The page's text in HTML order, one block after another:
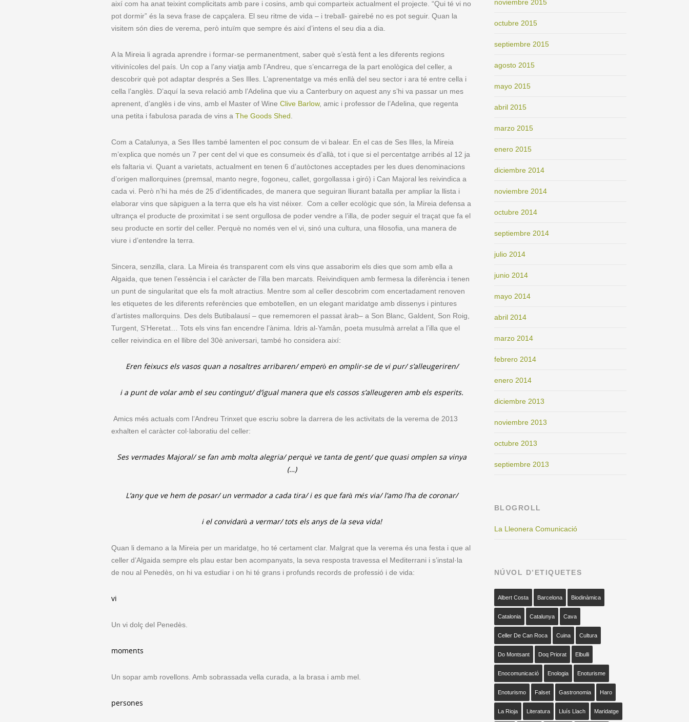
així com ha anat teixint complicitats amb pare i cosins, amb qui comparteix actualment el projecte. “Qui té vi no
pot dormir” és la seva frase de capçalera. El seu ritme de vida – i treball- gairebé no es pot seguir. Quan la
visitem són dies de verema, però intuïm que sempre és així d’intens el seu dia a dia.
A la Mireia li agrada aprendre i formar-se permanentment, saber què s’està fent a les diferents regions
vitivinícoles del país. Un cop a l’any viatja amb l’Andreu, que s’encarrega de la part enològica del celler, a
descobrir què pot adaptar després a Ses Illes. L’aprenentatge va més enllà del seu sector i ara té entre cella i
cella l’anglès. D’aquí la seva relació amb l’Adelina que viu a Canterbury on aquest any s’hi va passar un mes
aprenent, d’anglès i de vins, amb el Master of Wine Clive Barlow, amic i professor de l’Adelina, que regenta
una petita i fabulosa parada de vins a The Goods Shed
Com a Catalunya, a Ses Illes també lamenten el poc consum de vi balear. En el cas de Ses Illes, la Mireia
m’explica que només un 7 per cent del vi que es consumeix és d’allà, tot i que si el percentatge arribés al 12 ja
els faltaria vi. Quant a varietats, actualment en tenen 6 d’autòctones acceptades per les dues denominacions
d’origen mallorquines (premsal, manto negre, fogoneu, callet, gorgollassa i giró) i Can Majoral les reivindica a
cada vi. Però n’hi ha més de 25 d’identificades, de manera que seguiran lliurant batalla per ampliar la llista i
elaborar vins que sàpiguen a la terra que els ha vist néixer. Com a celler ecològic que són, la Mireia defensa a
ultrança el producte de proximitat i se sent orgullosa de poder vendre a l’illa, de poder seguir el traçat que fa el
seu producte en sortir del celler. Perquè no només ven el vi, sinó una cultura, una filosofia, una manera de
viure i d’entendre la terra.
Sincera, senzilla, clara. La Mireia és transparent com els vins que assaborim els dies que som amb ella a
Algaida, que tenen l’essència i el caràcter de l’illa ben marcats. Reivindiquen amb fermesa la diferència i tenen
un punt de singularitat que els fa molt atractius. Mentre som al celler descobrim com encertadament renoven
les etiquetes de les diferents referències que embotellen, en un elegant maridatge amb dissenys i pintures
d’artistes mallorquins. Des dels Butibalausí – que rememoren el passat àrab– a Son Blanc, Galdent, Son Roig,
Turgent, S’Heretat… Tots els vins fan encendre l’ànima. Idris al-Yamân, poeta musulmà arrelat a l’illa que el
celler reivindica en el llibre del 30è aniversari, també ho considera així:
Eren feixucs els vasos quan a nosaltres arribaren/ emperò en omplir-se de vi pur/ s’alleugeriren/
i a punt de volar amb el seu contingut/ d’igual manera que els cossos s’alleugeren amb els esperits.
Amics més actuals com l’Andreu Trinxet que escriu sobre la darrera de les activitats de la verema de 2013
exhalten el caràcter col·laboratiu del celler:
Ses vermades Majoral/ se fan amb molta alegria/ perquè ve tanta de gent/ que quasi omplen sa vinya
(…)
L’any que ve hem de posar/ un vermador a cada tira/ i es que farà més via/ l’amo l’ha de coronar/
i el convidarà a vermar/ tots els anys de la seva vida!
Quan li demano a la Mireia per un maridatge, ho té certament clar. Malgrat que la verema és una festa i que al
celler d’Algaida sempre els plau estar ben acompanyats, la seva resposta travessa el Mediterrani i s’instal·la
de nou al Penedès, on hi va estudiar i on hi té grans i profunds records de professió i de vida:
vi
Un vi dolç del Penedès.
moments
Un sopar amb rovellons. Amb sobrassada vella curada, a la brasa i amb mel.
persones
noviembre 2015
octubre 2015
septiembre 2015
agosto 2015
mayo 2015
abril 2015
marzo 2015
enero 2015
diciembre 2014
noviembre 2014
octubre 2014
septiembre 2014
julio 2014
junio 2014
mayo 2014
abril 2014
marzo 2014
febrero 2014
enero 2014
diciembre 2013
noviembre 2013
octubre 2013
septiembre 2013
BLOGROLL
La Lleonera Comunicació
NÚVOL D’ETIQUETES
Albert Costa Barcelona Biodinàmica
Catalonia Catalunya Cava
Celler De Can Roca Cuina Cultura
Do Montsant Doq Priorat Elbulli
Enocomunicació Enologia Enoturisme
Enoturismo Falset Gastronomia Haro
La Rioja Literatura Lluís Llach Maridatge